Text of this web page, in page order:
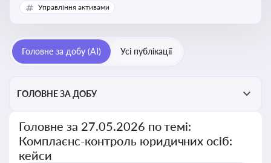
ризикам та підвищення прозорості діяльності
Управління активами
Головне за добу (AI) Усі публікації
ГОЛОВНЕ ЗА ДОБУ
Головне за 27.05.2026 по темі:
Комплаєнс-контроль юридичних осіб:
кейси